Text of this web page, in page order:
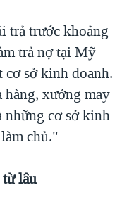
trả trước khoảng
trả nợ tại Mỹ
cơ sở kinh doanh.
xưởng may
những cơ sở kinh
chủ."
lâu